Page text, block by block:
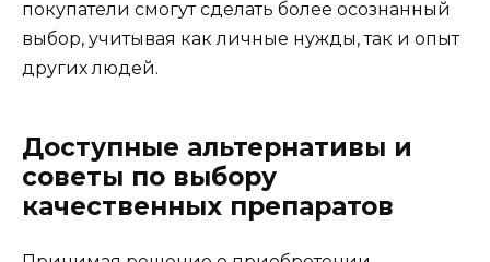
покупатели смогут сделать более осознанный
выбор, учитывая как личные нужды, так и опыт
других людей.
Доступные альтернативы и
советы по выбору
качественных препаратов